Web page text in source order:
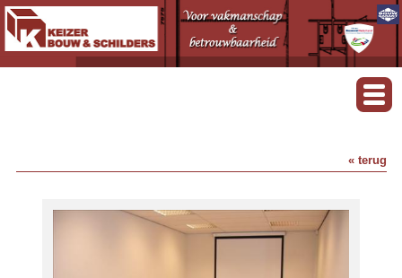
« terug